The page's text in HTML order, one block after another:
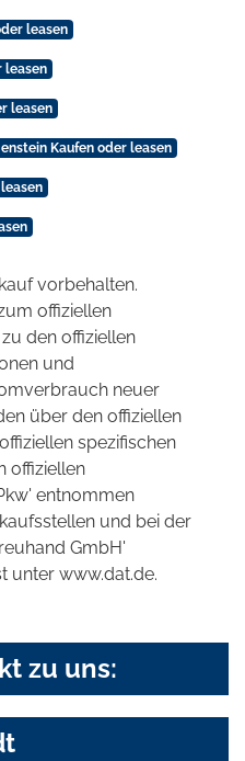
leasen
leasen
leasen
Kaufen oder leasen
vorbehalten.
offiziellen
den offiziellen
und
neuer
über den offiziellen
spezifischen
offiziellen
entnommen
und bei der
GmbH'
unter www.dat.de.
zu uns: